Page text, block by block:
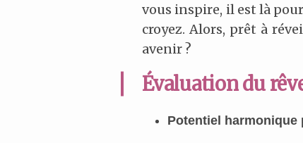
vous inspire, il est là
croyez. Alors, prêt à
avenir ?
Évaluation du
Potentiel harmonique